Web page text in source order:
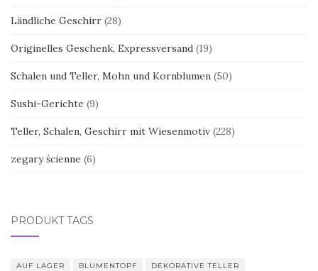
Ländliche Geschirr (28)
Originelles Geschenk, Expressversand (19)
Schalen und Teller, Mohn und Kornblumen (50)
Sushi-Gerichte (9)
Teller, Schalen, Geschirr mit Wiesenmotiv (228)
zegary ścienne (6)
PRODUKT TAGS
AUF LAGER BLUMENTOPF DEKORATIVE TELLER